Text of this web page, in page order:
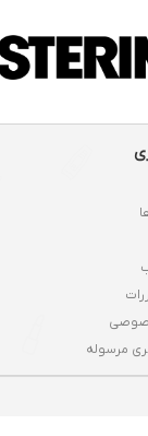
مرسوله